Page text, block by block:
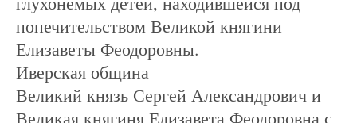
попечительством Великой княгини
Елизаветы Феодоровны.
Иверская община
Великий князь Сергей Александрович и
Великая княгиня Елизавета Феодоровна с